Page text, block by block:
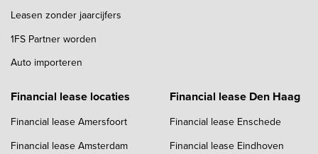
Leasen zonder jaarcijfers
1FS Partner worden
Auto importeren
Financial lease locaties
Financial lease Amersfoort
Financial lease Amsterdam
Financial lease Den Haag
Financial lease Enschede
Financial lease Eindhoven